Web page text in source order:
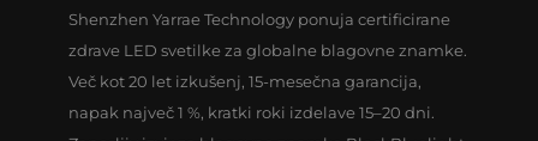
Shenzhen Yarrae Technology ponuja certificirane
zdrave LED svetilke za globalne blagovne znamke.
Več kot 20 let izkušenj, 15-mesečna garancija,
napak največ 1 %, kratki roki izdelave 15–20 dni.